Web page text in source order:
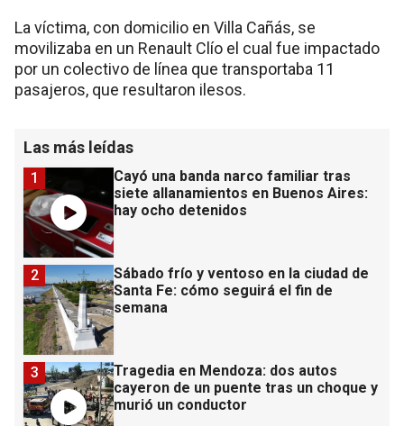
La víctima, con domicilio en Villa Cañás, se
movilizaba en un Renault Clío el cual fue impactado
por un colectivo de línea que transportaba 11
pasajeros, que resultaron ilesos.
Las más leídas
Cayó una banda narco familiar tras
siete allanamientos en Buenos Aires:
hay ocho detenidos
1
Sábado frío y ventoso en la ciudad de
Santa Fe: cómo seguirá el fin de
semana
2
Tragedia en Mendoza: dos autos
cayeron de un puente tras un choque y
murió un conductor
3